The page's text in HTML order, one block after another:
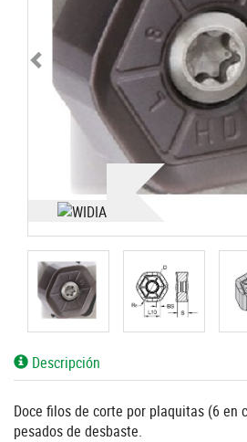
Descripción
Doce filos de corte por plaquitas (6 en
pesados de desbaste.